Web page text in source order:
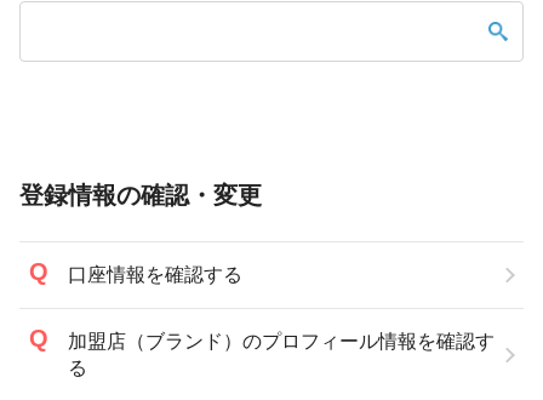
登録情報の確認・変更
口座情報を確認する
加盟店（ブランド）のプロフィール情報を確認す
る